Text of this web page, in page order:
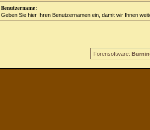
Benutzername:
Geben Sie hier Ihren Benutzernamen ein, damit wir Ihnen
Forensoftware: